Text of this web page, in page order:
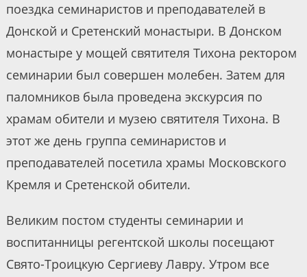
поездка семинаристов и преподавателей в
Донской и Сретенский монастыри. В Донском
монастыре у мощей святителя Тихона ректором
семинарии был совершен молебен. Затем для
паломников была проведена экскурсия по
храмам обители и музею святителя Тихона. В
этот же день группа семинаристов и
преподавателей посетила храмы Московского
Кремля и Сретенской обители.
Великим постом студенты семинарии и
воспитанницы регентской школы посещают
Свято-Троицкую Сергиеву Лавру. Утром все